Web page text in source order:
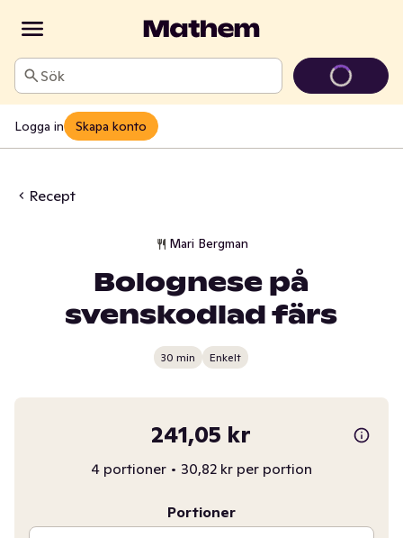
Sök
Logga in Skapa konto
Recept
Mari Bergman
Bolognese på
svenskodlad färs
30 min Enkelt
241,05 kr
4 portioner • 30,82 kr per portion
Portioner